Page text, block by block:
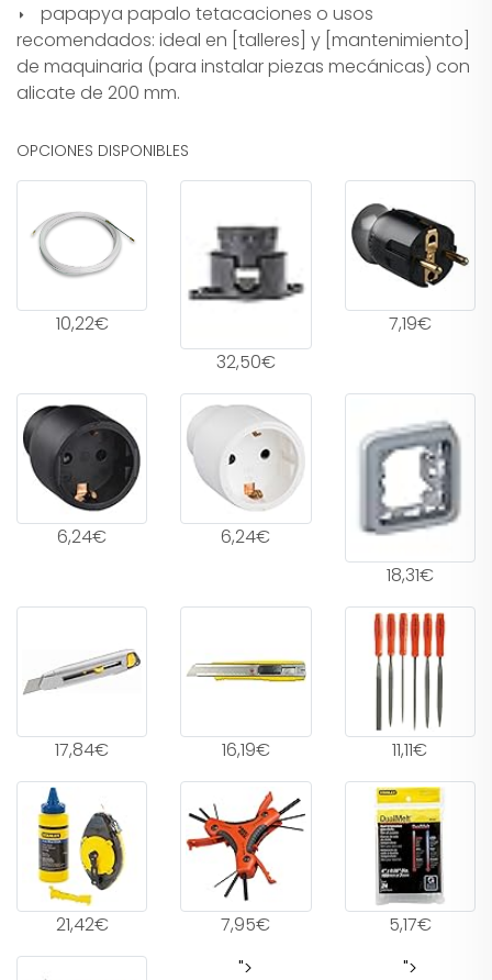
papapya papalo tetacaciones o usos
recomendados: ideal en [talleres] y [mantenimiento]
de maquinaria (para instalar piezas mecánicas) con
alicate de 200 mm.
OPCIONES DISPONIBLES
10,22€
32,50€
7,19€
6,24€
6,24€
18,31€
17,84€ 16,19€ 11,11€
21,42€ 7,95€ 5,17€
"> ">